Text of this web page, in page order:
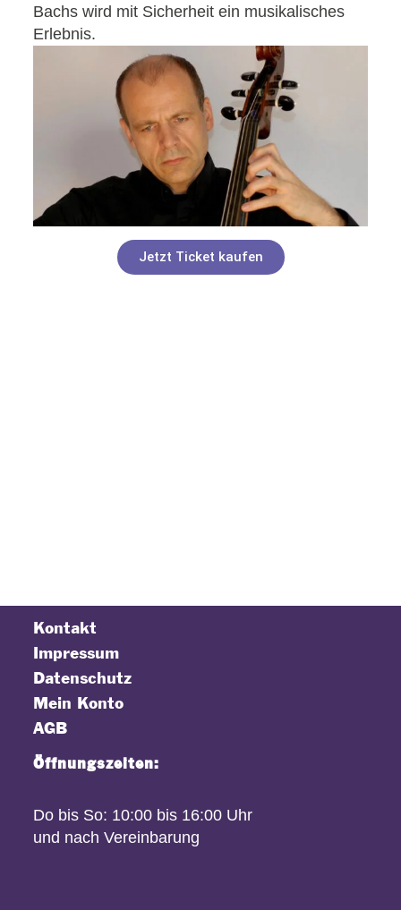
Bachs wird mit Sicherheit ein musikalisches
Erlebnis.
Jetzt Ticket kaufen
Kontakt
Impressum
Datenschutz
Mein Konto
AGB
Öffnungszeiten:
Do bis So: 10:00 bis 16:00 Uhr
und nach Vereinbarung